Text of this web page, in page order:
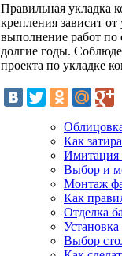
Правильная укладка
крепления зависит
выполнение работ
долгие годы.
проекта по укладке
Как
Имитация
Выбор и
Монтаж
Как
Отделка
Выбор